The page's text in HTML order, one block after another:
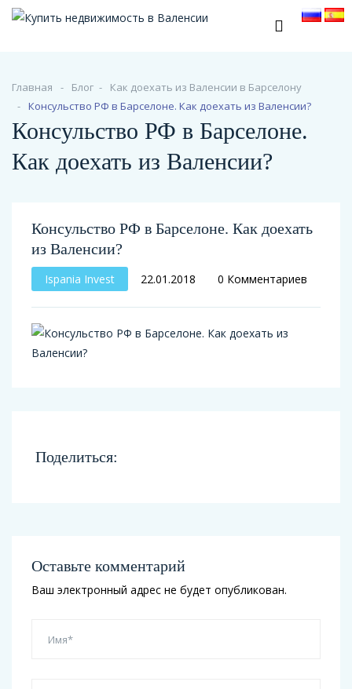
Главная Блог
Как доехать из Валенсии в Барселону
Консульство РФ в Барселоне. Как доехать из Валенсии?
Консульство РФ в Барселоне.
Как доехать из Валенсии?
Консульство РФ в Барселоне. Как доехать
из Валенсии?
Ispania Invest 22.01.2018 0 Комментариев
Поделиться:
Оставьте комментарий
Ваш электронный адрес не будет опубликован.